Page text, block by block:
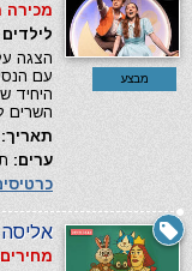
מבצע
מכירה
לילדים 4-7
הצגה
עם
היחיד
השרים
תאריך:
ערים:
אליסה